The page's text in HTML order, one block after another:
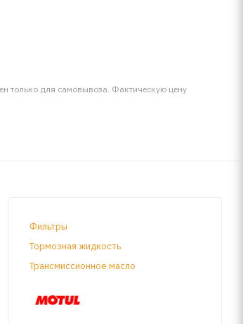
только для самовывоза. Фактическую цену
Фильтры
Тормозная жидкость
Трансмиссионное масло